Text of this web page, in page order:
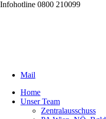
Infohotline 0800 210099
Mail
Home
Unser Team
Zentralausschuss